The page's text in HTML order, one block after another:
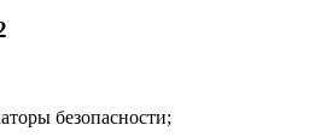
безопасности;